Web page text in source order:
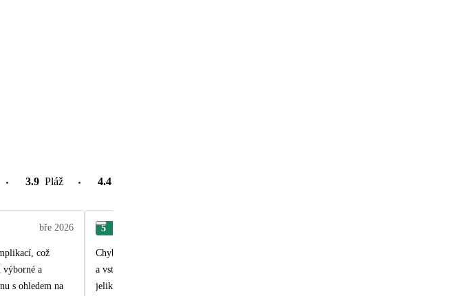
3.9 Pláž 4.4
bře 2026
což
5
Chyběly aktuální pokyny k vyplnění formuláře pro vstupní víza. Čekali bychom lepší
a vstupních víz. Všechny informace jsme si museli zjistit sami a vse zařídit. Mělo by to být
jelikož to cenu značně navýšilo.